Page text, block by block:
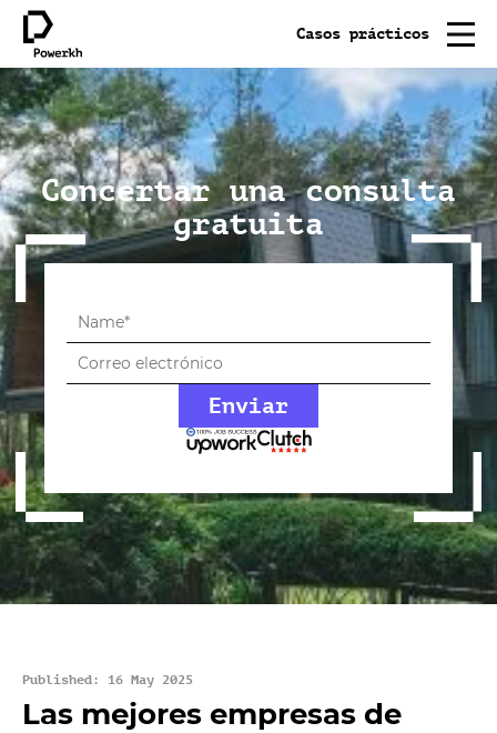
Casos prácticos
Concertar una consulta
gratuita
Published: 16 May 2025
Las mejores empresas de